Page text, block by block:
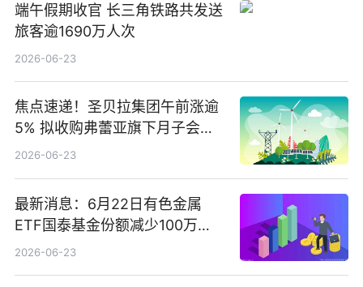
端午假期收官 长三角铁路共发送
旅客逾1690万人次
2026-06-23
焦点速递！圣贝拉集团午前涨逾
5% 拟收购弗蕾亚旗下月子会所
业务少数股权
2026-06-23
最新消息：6月22日有色金属
ETF国泰基金份额减少100万
份，重仓股紫金矿业、洛阳钼
2026-06-23